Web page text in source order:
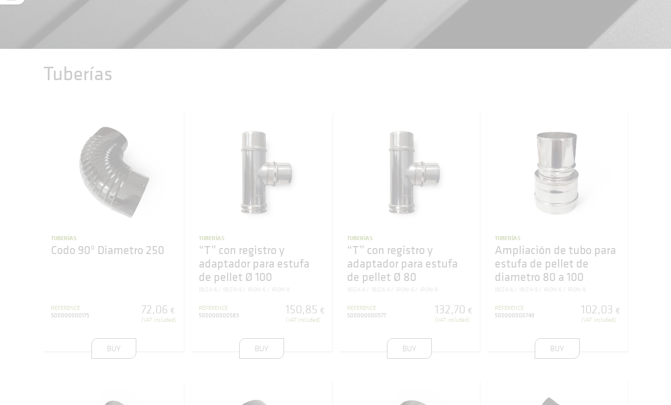
Tuberías
TUBERÍAS
Codo 90º Diametro 250
REFERENCE
500000000175
72,06 €
(VAT included)
BUY
TUBERÍAS
“T” con registro y
adaptador para estufa
de pellet Ø 100
IBIZA-6 IBIZA-9 IRON-6 IRON-9
REFERENCE
500000000583
150,85 €
(VAT included)
BUY
TUBERÍAS
“T” con registro y
adaptador para estufa
de pellet Ø 80
IBIZA-6 IBIZA-9 IRON-6 IRON-9
REFERENCE
500000000577
132,70 €
(VAT included)
BUY
TUBERÍAS
Ampliación de tubo para
estufa de pellet de
diametro 80 a 100
IBIZA-6 IBIZA-9 IRON-6 IRON-9
REFERENCE
500000000749
102,03 €
(VAT included)
BUY